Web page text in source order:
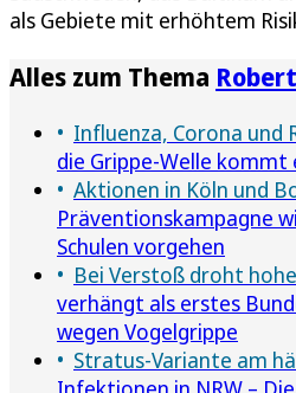
als Gebiete mit erhöhtem
Alles zum Thema
Influenza, Corona und
die Grippe-Welle kommt
Aktionen in Köln und
Präventionskampagne
Schulen vorgehen
Bei Verstoß droht
verhängt als erstes
wegen Vogelgrippe
Stratus-Variante am